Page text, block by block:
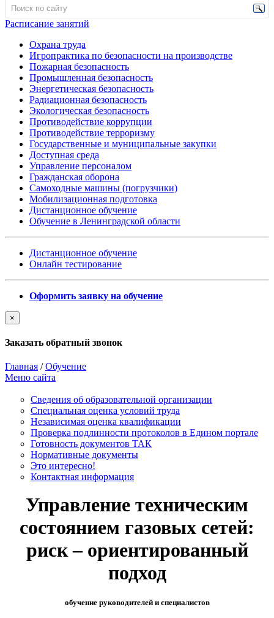
Расписание занятий
Охрана труда
Игропрактика по безопасности на производстве
Пожарная безопасность
Промышленная безопасность
Энергетическая безопасность
Радиационная безопасность
Экологическая безопасность
Противодействие коррупции
Противодействие терроризму
Государственные и муниципальные закупки
Доступная среда
Управление персоналом
Гражданская оборона
Самоходные машины (погрузчики)
Мобилизационная подготовка
Дистанционное обучение
Обучение в Ленинградской области
Дистанционное обучение
Онлайн тестирование
Оформить заявку на обучение
×
Заказать обратный звонок
Главная /Обучение
Меню сайта
Сведения об образовательной организации
Cпециальная оценка условий труда
Независимая оценка квалификации
Проверка подлинности протоколов в Едином портале
Готовность документов ТАК
Нормативные документы
Это интересно!
Контактная информация
Управление техническим
состоянием газовых сетей:
риск – ориентированный
подход
обучение руководителей и специалистов